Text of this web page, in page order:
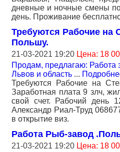
дневные и ночные смены
день. Проживание
Требуются Рабочие на
Польшу.
21-03-2021 19:20 Цена: 18
Продам, предлагаю: Работа
Львов и область ...
Требуются Рабочие на
Заработная плата 9 злч,
свой счет. Рабочий день
Александр Риал-Труд
в открытие виз.
Работа Рыб-завод
21-03-2021 19:20 Цена: 18